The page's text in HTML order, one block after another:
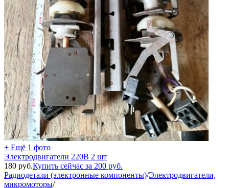
+ Ещё 1 фото
Электродвигатели 220В 2 шт
180 руб.Купить сейчас за 200 руб.
Радиодетали (электронные компоненты)/Электродвигатели,
микромоторы/